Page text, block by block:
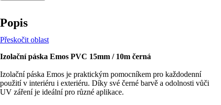
Popis
Přeskočit oblast
Izolační páska Emos PVC 15mm / 10m černá
Izolační páska Emos je praktickým pomocníkem pro každodenní
použití v interiéru i exteriéru. Díky své černé barvě a odolnosti vůči
UV záření je ideální pro různé aplikace.